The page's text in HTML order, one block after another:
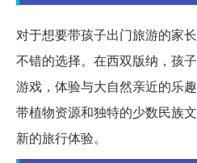
对于想要带孩子出门旅游的家
不错的选择。在西双版纳，孩
游戏，体验与大自然亲近的乐
带植物资源和独特的少数民族
新的旅行体验。